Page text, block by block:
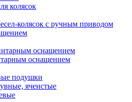
колясок
колясок с ручным приводом
оснащением
оснащением
подушки
ячеистые